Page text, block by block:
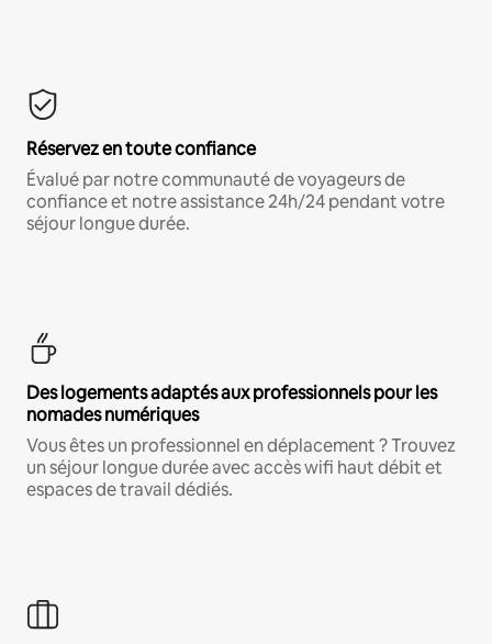
Réservez en toute confiance
Évalué par notre communauté de voyageurs de
confiance et notre assistance 24h/24 pendant votre
séjour longue durée.
Des logements adaptés aux professionnels pour les
nomades numériques
Vous êtes un professionnel en déplacement ? Trouvez
un séjour longue durée avec accès wifi haut débit et
espaces de travail dédiés.